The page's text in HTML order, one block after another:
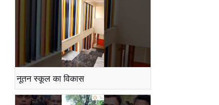
नूतन स्कूल का विकास